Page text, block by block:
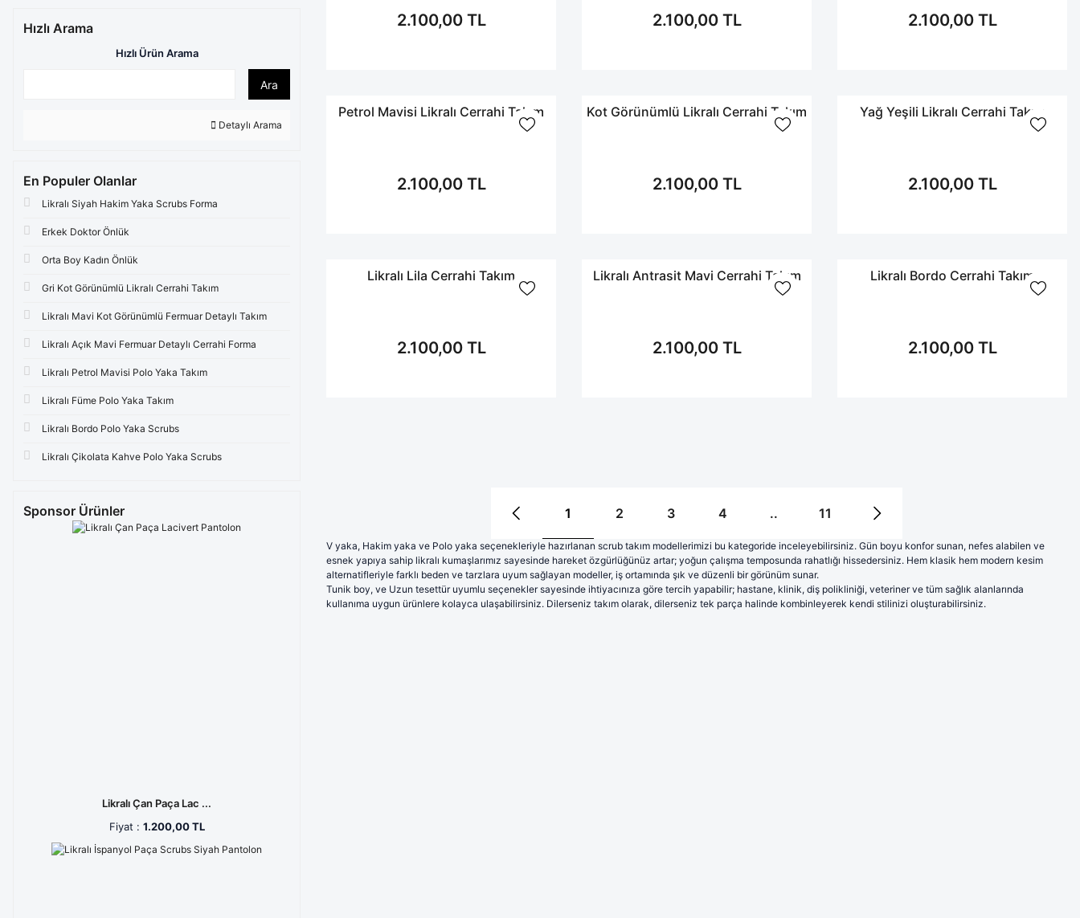
Duman Grisi (6)
Mint Yeşili (5)
Açık Mavi (4)
Bebe Mavisi (4)
Bej (4)
Çağla Yeşili (4)
Çim Yeşili (4)
koyu lacivert (4)
Koyu Pembe (3)
Koyu Pudra (3)
Hızlı Arama
Hızlı Ürün Arama
Ara
Detaylı Arama
En Populer Olanlar
Likralı Siyah Hakim Yaka Scrubs Forma
Erkek Doktor Önlük
Orta Boy Kadın Önlük
Gri Kot Görünümlü Likralı Cerrahi Takım
Likralı Mavi Kot Görünümlü Fermuar Detaylı Takım
Likralı Açık Mavi Fermuar Detaylı Cerrahi Forma
Likralı Petrol Mavisi Polo Yaka Takım
Likralı Füme Polo Yaka Takım
Likralı Bordo Polo Yaka Scrubs
Likralı Çikolata Kahve Polo Yaka Scrubs
Sponsor Ürünler
Likralı Çan Paça Lac ...
Fiyat : 1.200,00 TL
2.100,00 TL 2.100,00 TL 2.100,00 TL
Petrol Mavisi Likralı Cerrahi Takım
2.100,00 TL
Kot Görünümlü Likralı Cerrahi Takım
2.100,00 TL
Yağ Yeşili Likralı Cerrahi Takım
2.100,00 TL
Likralı Lila Cerrahi Takım
2.100,00 TL
Likralı Antrasit Mavi Cerrahi Takım
2.100,00 TL
Likralı Bordo Cerrahi Takım
2.100,00 TL
1 2 3 4 .. 11
V yaka, Hakim yaka ve Polo yaka seçenekleriyle hazırlanan scrub takım modellerimizi bu kategoride inceleyebilirsiniz. Gün boyu konfor sunan, nefes alabilen ve
esnek yapıya sahip likralı kumaşlarımız sayesinde hareket özgürlüğünüz artar; yoğun çalışma temposunda rahatlığı hissedersiniz. Hem klasik hem modern kesim
alternatifleriyle farklı beden ve tarzlara uyum sağlayan modeller, iş ortamında şık ve düzenli bir görünüm sunar.
Tunik boy, ve Uzun tesettür uyumlu seçenekler sayesinde ihtiyacınıza göre tercih yapabilir; hastane, klinik, diş polikliniği, veteriner ve tüm sağlık alanlarında
kullanıma uygun ürünlere kolayca ulaşabilirsiniz. Dilerseniz takım olarak, dilerseniz tek parça halinde kombinleyerek kendi stilinizi oluşturabilirsiniz.